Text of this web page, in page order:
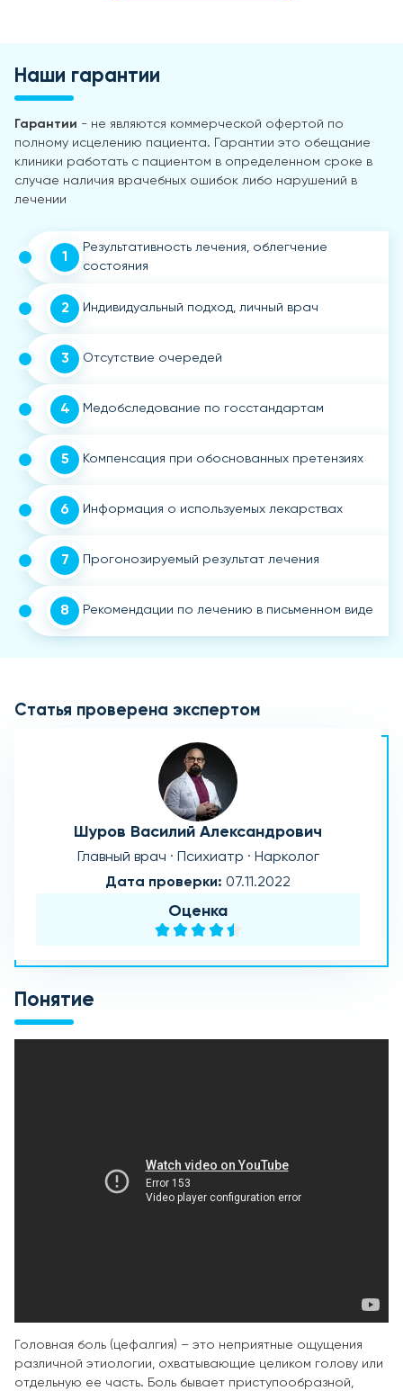
Наши гарантии
Гарантии - не являются коммерческой офертой по
полному исцелению пациента. Гарантии это обещание
клиники работать с пациентом в определенном сроке в
случае наличия врачебных ошибок либо нарушений в
лечении
1
Результативность лечения, облегчение
состояния
2 Индивидуальный подход, личный врач
3 Отсутствие очередей
4 Медобследование по госстандартам
5 Компенсация при обоснованных претензиях
6 Информация о используемых лекарствах
7 Прогонозируемый результат лечения
8 Рекомендации по лечению в письменном виде
Статья проверена экспертом
Шуров Василий Александрович
Главный врач · Психиатр · Нарколог
Дата проверки: 07.11.2022
Оценка
Понятие
Головная боль (цефалгия) – это неприятные ощущения
различной этиологии, охватывающие целиком голову или
отдельную ее часть. Боль бывает приступообразной,